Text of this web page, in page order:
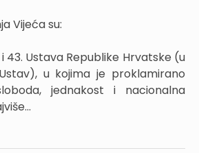
Vijeća su:
i 43. Ustava Republike Hrvatske (u
u kojima je proklamirano
jednakost i nacionalna